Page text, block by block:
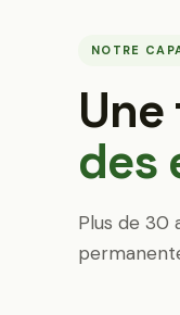
NOTRE
des
Plus de 30